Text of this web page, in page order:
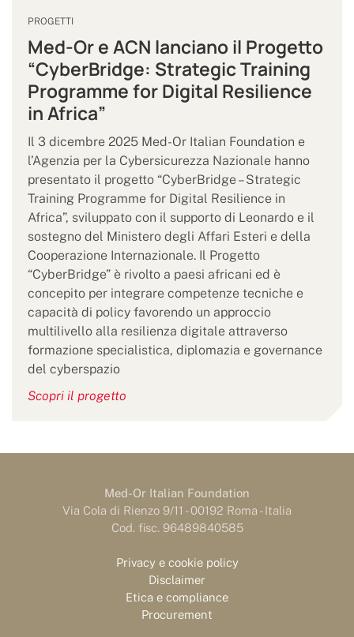
PROGETTI
Med-Or e ACN lanciano il Progetto
“CyberBridge: Strategic Training
Programme for Digital Resilience
in Africa”
Il 3 dicembre 2025 Med-Or Italian Foundation e
l’Agenzia per la Cybersicurezza Nazionale hanno
presentato il progetto “CyberBridge – Strategic
Training Programme for Digital Resilience in
Africa”, sviluppato con il supporto di Leonardo e il
sostegno del Ministero degli Affari Esteri e della
Cooperazione Internazionale. Il Progetto
“CyberBridge” è rivolto a paesi africani ed è
concepito per integrare competenze tecniche e
capacità di policy favorendo un approccio
multilivello alla resilienza digitale attraverso
formazione specialistica, diplomazia e governance
del cyberspazio
Scopri il progetto
Med-Or Italian Foundation
Via Cola di Rienzo 9/11 - 00192 Roma - Italia
Cod. fisc. 96489840585
Privacy e cookie policy
Disclaimer
Etica e compliance
Procurement